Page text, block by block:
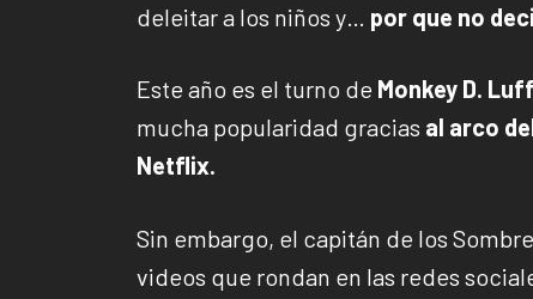
deleitar a los niños y… por que no
Este año es el turno de Monkey D.
mucha popularidad gracias al arco
Netflix.
Sin embargo, el capitán de los
videos que rondan en las redes